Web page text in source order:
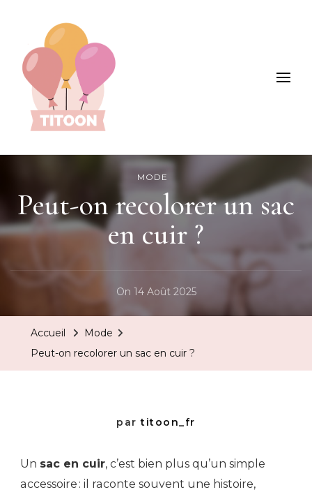
Titoon : Mode, enfants, loisirs et +
MODE
Peut-on recolorer un sac
en cuir ?
On 14 Août 2025
Accueil
Mode
Peut-on recolorer un sac en cuir ?
partitoon_fr
Un sac en cuir, c’est bien plus qu’un simple
accessoire : il raconte souvent une histoire,